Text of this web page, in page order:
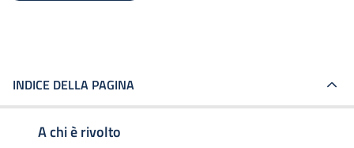
INDICE DELLA PAGINA
A chi è rivolto